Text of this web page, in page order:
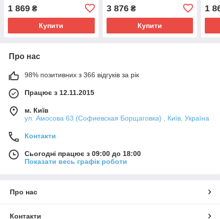
1 869 ₴
Купити
3 876₴
Купити
1
Про нас
98% позитивних з 366 відгуків за рік
Працює з 12.11.2015
м. Київ
ул. Амосова 63 (Софиевская Борщаговка) , Київ, Україна
Контакти
Сьогодні працює з 09:00 до 18:00
Показати весь графік роботи
Про нас
Контакти